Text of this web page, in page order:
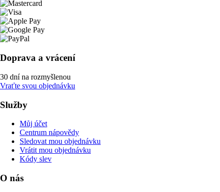
Doprava a vrácení
30 dní na rozmyšlenou
Vraťte svou objednávku
Služby
Můj účet
Centrum nápovědy
Sledovat mou objednávku
Vrátit mou objednávku
Kódy slev
O nás